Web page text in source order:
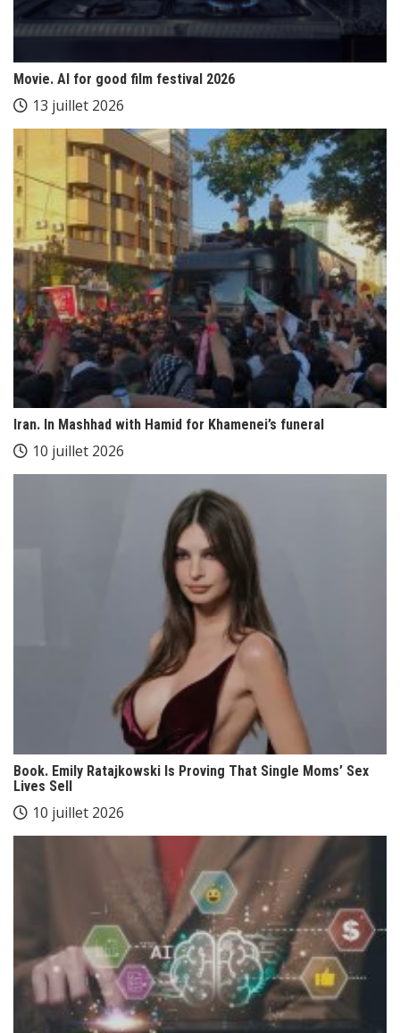
Movie. AI for good film festival 2026
13 juillet 2026
Iran. In Mashhad with Hamid for Khamenei’s funeral
10 juillet 2026
Book. Emily Ratajkowski Is Proving That Single Moms’ Sex
Lives Sell
10 juillet 2026